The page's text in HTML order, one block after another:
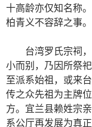
十高龄亦仅知名称
柏青义不容辞之事。
台湾罗氏宗祠
小而别，乃因所祭
至派系始祖，或来
传之众先祖为主牌
方。宜兰县赖姓宗
系公厅再发展为真